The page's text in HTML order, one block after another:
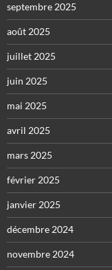
septembre 2025
août 2025
juillet 2025
juin 2025
mai 2025
avril 2025
mars 2025
février 2025
janvier 2025
décembre 2024
novembre 2024